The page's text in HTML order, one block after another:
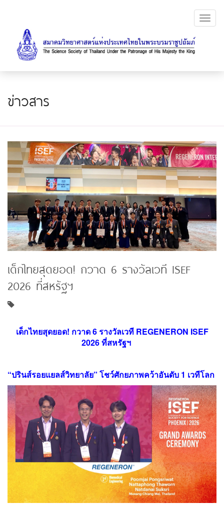
ข่าวสาร
เด็กไทยสุดยอด! กวาด 6 รางวัลเวที ISEF
2026 ที่สหรัฐฯ
เด็กไทยสุดยอด! กวาด 6 รางวัลเวที REGENERON ISEF
2026ที่สหรัฐฯ
“ปรินส์รอยแยลส์วิทยาลัย” โชว์ศักยภาพคว้าอันดับ 1 เวทีโลก